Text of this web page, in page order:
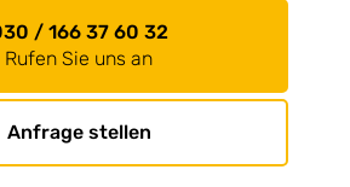
/ 166 37 60 32
Rufen Sie uns an
Anfrage stellen